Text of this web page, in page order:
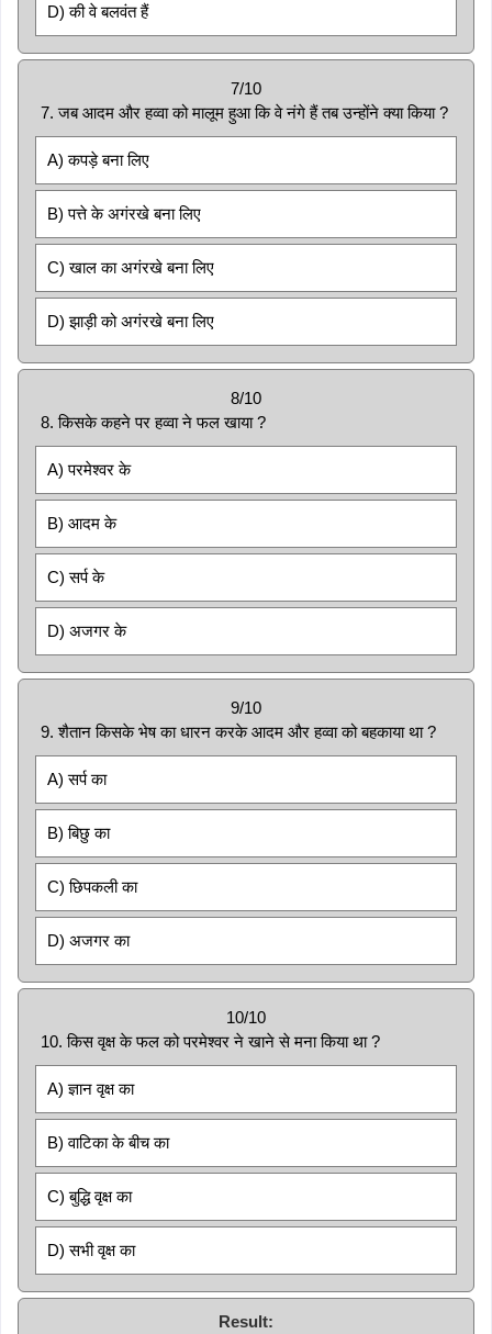
D) की वे बलवंत हैं
7/10
7. जब आदम और हव्वा को मालूम हुआ कि वे नंगे हैं तब उन्होंने क्या किया ?
A) कपड़े बना लिए
B) पत्ते के अगंरखे बना लिए
C) खाल का अगंरखे बना लिए
D) झाड़ी को अगंरखे बना लिए
8/10
8. किसके कहने पर हव्वा ने फल खाया ?
A) परमेश्वर के
B) आदम के
C) सर्प के
D) अजगर के
9/10
9. शैतान किसके भेष का धारन करके आदम और हव्वा को बहकाया था ?
A) सर्प का
B) बिछु का
C) छिपकली का
D) अजगर का
10/10
10. किस वृक्ष के फल को परमेश्वर ने खाने से मना किया था ?
A) ज्ञान वृक्ष का
B) वाटिका के बीच का
C) बुद्धि वृक्ष का
D) सभी वृक्ष का
Result: